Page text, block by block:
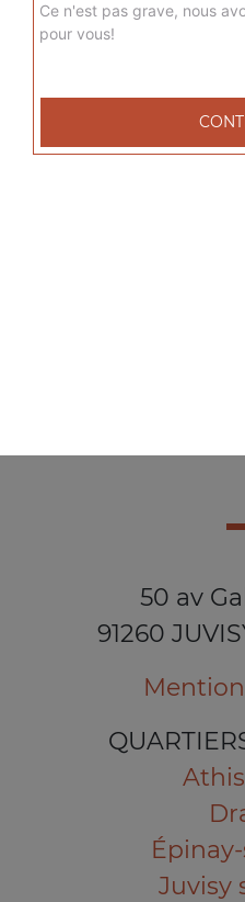
50 av
91260
Juvisy
Ce n'est pas grave, nous
pour vous!